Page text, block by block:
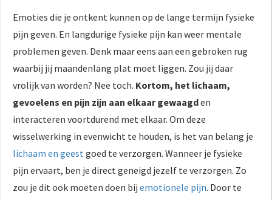
Emoties die je ontkent kunnen op de lange termijn fysieke
pijn geven. En langdurige fysieke pijn kan weer mentale
problemen geven. Denk maar eens aan een gebroken rug
waarbij jij maandenlang plat moet liggen. Zou jij daar
vrolijk van worden? Nee toch. Kortom, het lichaam,
gevoelens en pijn zijn aan elkaar gewaagden
interacteren voortdurend met elkaar. Om deze
wisselwerking in evenwicht te houden, is het van belang je
lichaam en geest goed te verzorgen. Wanneer je fysieke
pijn ervaart, ben je direct geneigd jezelf te verzorgen. Zo
zou je dit ook moeten doen bij emotionele pijn. Door te